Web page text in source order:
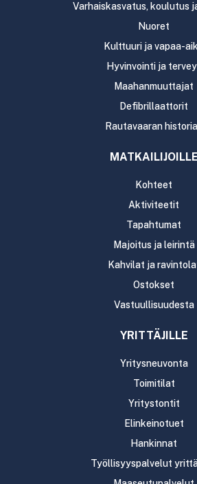
Varhaiskasvatus, koulutus
Nuoret
Kulttuuri ja vapaa-
Hyvinvointi ja
Maahanmuuttajat
Defibrillaattorit
Rautavaaran
MATKAILIJOILLE
Kohteet
Aktiviteetit
Tapahtumat
Majoitus ja leirintä
Kahvilat ja
Ostokset
Vastuullisuudesta
YRITTÄJILLE
Yritysneuvonta
Toimitilat
Yritystontit
Elinkeinotuet
Hankinnat
Työllisyyspalvelut